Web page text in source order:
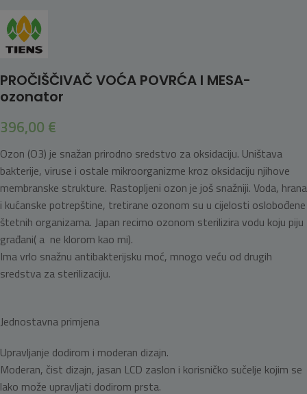
PROČIŠČIVAČ VOĆA POVRĆA I MESA-
ozonator
396,00 €
Ozon (O3) je snažan prirodno sredstvo za oksidaciju. Uništava
bakterije, viruse i ostale mikroorganizme kroz oksidaciju njihove
membranske strukture. Rastopljeni ozon je još snažniji. Voda, hrana
i kućanske potrepštine, tretirane ozonom su u cijelosti oslobođene
štetnih organizama. Japan recimo ozonom sterilizira vodu koju piju
građani( a ne klorom kao mi).
Ima vrlo snažnu antibakterijsku moć, mnogo veću od drugih
sredstva za sterilizaciju.
Jednostavna primjena
Upravljanje dodirom i moderan dizajn.
Moderan, čist dizajn, jasan LCD zaslon i korisničko sučelje kojim se
lako može upravljati dodirom prsta.